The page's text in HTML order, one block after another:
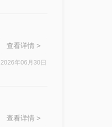
查看详情 >
2026年06月30日
查看详情 >